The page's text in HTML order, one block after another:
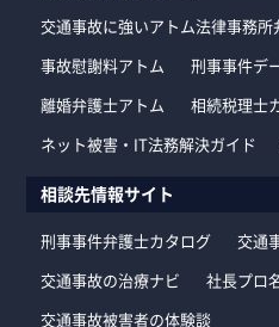
交通事故に強いアトム法律事務
事故慰謝料アトム 刑事事件デ
離婚弁護士アトム 相続税理士
ネット被害・IT法務解決ガイド
相談先情報サイト
刑事事件弁護士カタログ 交通
交通事故の治療ナビ 社長プロ
交通事故被害者の体験談